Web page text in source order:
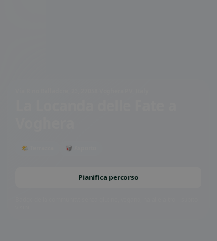
🌤 Terrazza 🥡 Asporto
Pianifica percorso